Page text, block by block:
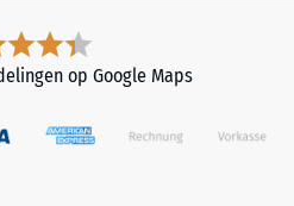
op Google Maps